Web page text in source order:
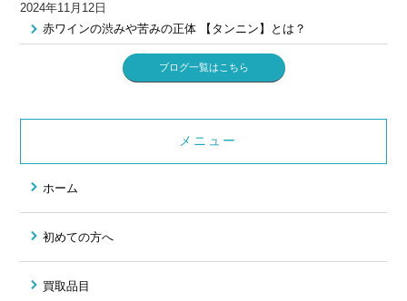
2024年11月12日
赤ワインの渋みや苦みの正体 【タンニン】とは？
ブログ一覧はこちら
メニュー
ホーム
初めての方へ
買取品目